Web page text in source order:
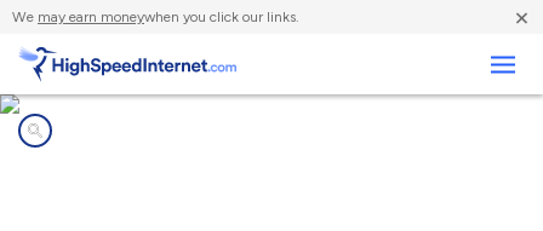
We may earn moneywhen you click our links. ×